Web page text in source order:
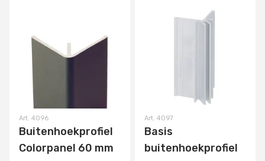
Art. 4096
Buitenhoekprofiel
Colorpanel 60 mm
Art. 4097
Basis
buitenhoekprofiel